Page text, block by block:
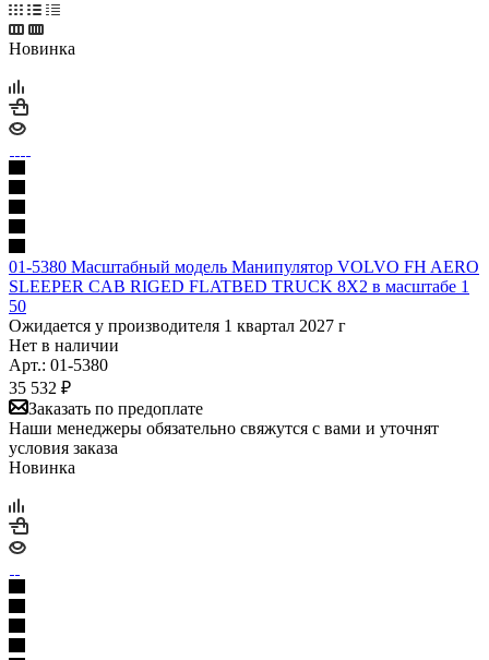
Новинка
01-5380 Масштабный модель Манипулятор VOLVO FH AERO
SLEEPER CAB RIGED FLATBED TRUCK 8X2 в масштабе 1
50
Ожидается у производителя 1 квартал 2027 г
Нет в наличии
Арт.: 01-5380
35 532 ₽
Заказать по предоплате
Наши менеджеры обязательно свяжутся с вами и уточнят
условия заказа
Новинка